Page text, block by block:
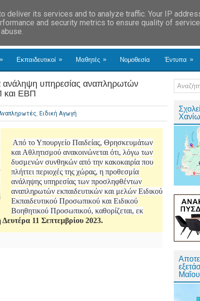
» Εκπαιδευτικοί » Μαθητές » Νομοθεσία Έντυπα »
ανάληψη υπηρεσίας αναπληρωτών
και ΕΒΠ
, Ειδική Αγωγή
Από το Υπουργείο Παιδείας, Θρησκευμάτων
και Αθλητισμού ανακοινώνεται ότι, λόγω των
δυσμενών συνθηκών από την κακοκαιρία που
πλήττει περιοχές της χώρας, η προθεσμία
ανάληψης υπηρεσίας των προσληφθέντων
αναπληρωτών εκπαιδευτικών και μελών Ειδικού
Εκπαιδευτικού Προσωπικού και Ειδικού
Βοηθητικού Προσωπικού, καθορίζεται, εκ
11 Σεπτεμβρίου 2023.
deliver its services and to analyze traffic. Your IP
and security metrics to ensure quality of